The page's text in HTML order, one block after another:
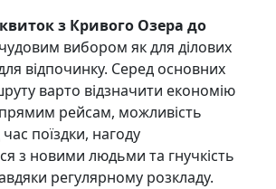
з Кривого Озера до
вибором як для ділових
для відпочинку. Серед основних
варто відзначити економію
рейсам, можливість
поїздки, нагоду
з новими людьми та гнучкість
регулярному розкладу.